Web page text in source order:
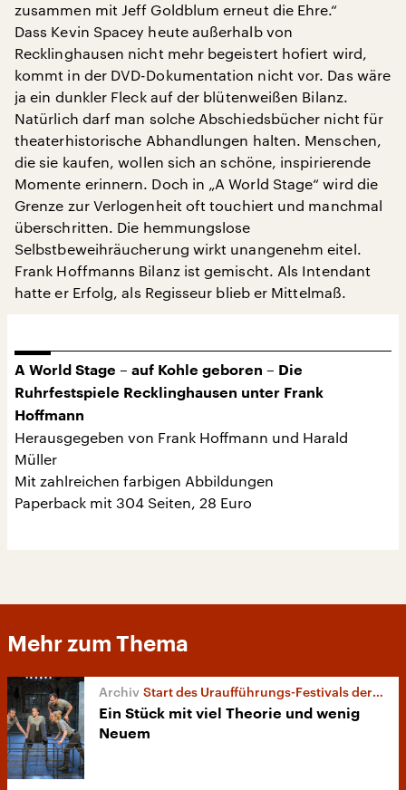
zusammen mit Jeff Goldblum erneut die Ehre.“
Dass Kevin Spacey heute außerhalb von
Recklinghausen nicht mehr begeistert hofiert wird,
kommt in der DVD-Dokumentation nicht vor. Das wäre
ja ein dunkler Fleck auf der blütenweißen Bilanz.
Natürlich darf man solche Abschiedsbücher nicht für
theaterhistorische Abhandlungen halten. Menschen,
die sie kaufen, wollen sich an schöne, inspirierende
Momente erinnern. Doch in „A World Stage“ wird die
Grenze zur Verlogenheit oft touchiert und manchmal
überschritten. Die hemmungslose
Selbstbeweihräucherung wirkt unangenehm eitel.
Frank Hoffmanns Bilanz ist gemischt. Als Intendant
hatte er Erfolg, als Regisseur blieb er Mittelmaß.
A World Stage – auf Kohle geboren – Die
Ruhrfestspiele Recklinghausen unter Frank
Hoffmann
Herausgegeben von Frank Hoffmann und Harald
Müller
Mit zahlreichen farbigen Abbildungen
Paperback mit 304 Seiten, 28 Euro
Mehr zum Thema
Start des Uraufführungs-Festivals der Ruhrfestspiele
Ein Stück mit viel Theorie und wenig
Neuem